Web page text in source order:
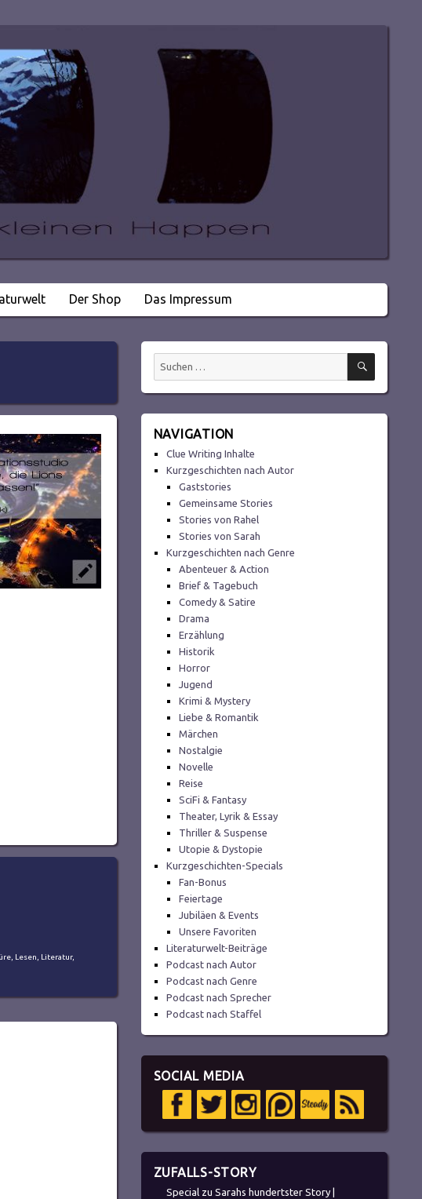
Der Shop Das Impressum
Lesen Literatur,
Suchen
SUCHEN
NAVIGATION
Clue Writing Inhalte
Kurzgeschichten nach Autor
Gaststories
Gemeinsame Stories
Stories von Rahel
Stories von Sarah
Kurzgeschichten nach Genre
Abenteuer & Action
Brief & Tagebuch
Comedy & Satire
Drama
Erzählung
Historik
Horror
Jugend
Krimi & Mystery
Liebe & Romantik
Märchen
Nostalgie
Novelle
Reise
SciFi & Fantasy
Theater, Lyrik & Essay
Thriller & Suspense
Utopie & Dystopie
Kurzgeschichten-Specials
Fan-Bonus
Feiertage
Jubiläen & Events
Unsere Favoriten
Literaturwelt-Beiträge
Podcast nach Autor
Podcast nach Genre
Podcast nach Sprecher
Podcast nach Staffel
SOCIAL MEDIA
ZUFALLS-STORY
Special zu Sarahs hundertster Story |